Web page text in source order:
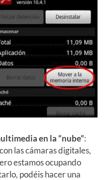
en la “nube”:
las cámaras digitales,
estamos ocupando
podéis hacer una